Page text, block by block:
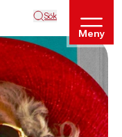
Sök
Meny